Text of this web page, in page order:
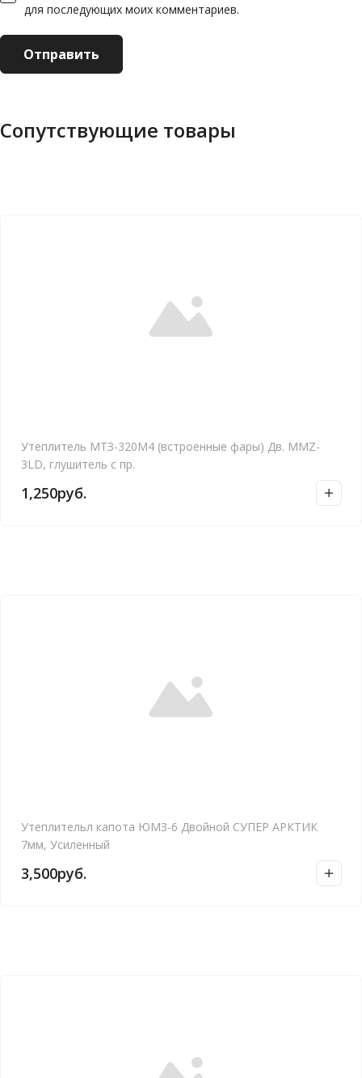
для последующих моих комментариев.
Сопутствующие товары
Утеплитель МТЗ-320М4 (встроенные фары) Дв. MMZ-
3LD, глушитель с пр.
1,250руб.
Утеплительл капота ЮМЗ-6 Двойной СУПЕР АРКТИК
7мм, Усиленный
3,500руб.